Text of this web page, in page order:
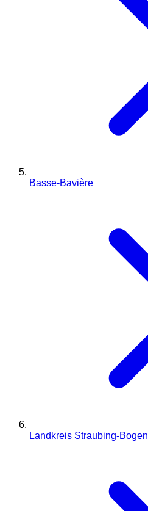
Basse-Bavière
Landkreis Straubing-Bogen